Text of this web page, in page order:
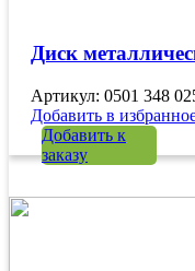
Диск
Артикул: 0501 348
Добавить в
Добавить к
заказу